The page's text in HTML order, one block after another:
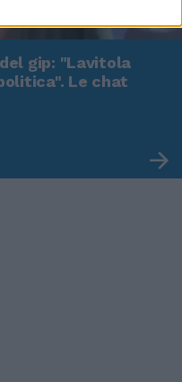
gip: "Lavitola
Le chat